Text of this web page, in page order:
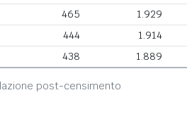
465 1.929
444 1.914
438 1.889
post-censimento